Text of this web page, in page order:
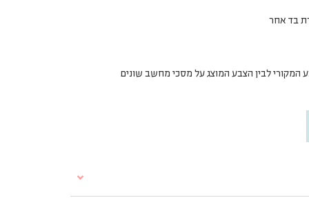
בד אחר
המקורי לבין הצבע המוצג על מסכי מחשב שונים